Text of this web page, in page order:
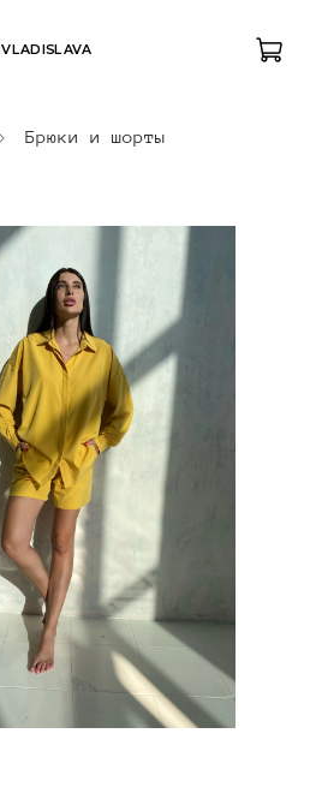
VLADISLAVA
Брюки и шорты